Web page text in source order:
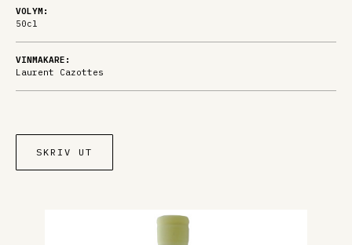
VOLYM:
50cl
VINMAKARE:
Laurent Cazottes
SKRIV UT